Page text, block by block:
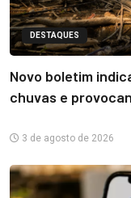
DESTAQUES
Novo boletim
chuvas e
3 de agosto de 2026